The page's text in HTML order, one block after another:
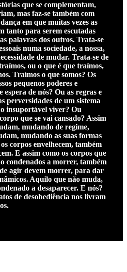
que se complementam,
mas faz-se também com
em que muitas vezes as
tanto para serem escutadas
palavras dos outros. Trata-se
numa sociedade, a nossa,
de mudar. Trata-se de
ou o que é que traímos,
Traímos o que somos? Os
pequenos poderes e
espera de nós? Ou as regras e
perversidades de um sistema
insuportável viver? Ou
que se vai cansado? Assim
mudando de regime,
mudando as suas formas
corpos envelhecem, também
E assim como os corpos que
condenados a morrer, também
agir devem morrer, para dar
Aquilo que não muda,
a desaparecer. E nós?
de desobediência nos livram